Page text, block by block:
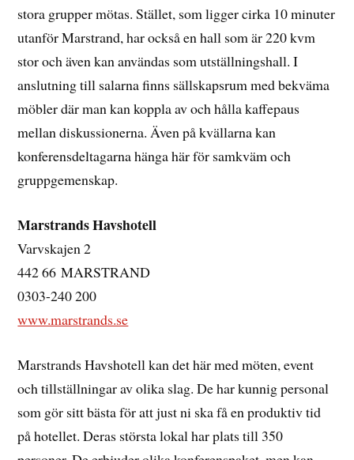
stora grupper mötas. Stället, som ligger cirka 10 minuter
utanför Marstrand, har också en hall som är 220 kvm
stor och även kan användas som utställningshall. I
anslutning till salarna finns sällskapsrum med bekväma
möbler där man kan koppla av och hålla kaffepaus
mellan diskussionerna. Även på kvällarna kan
konferensdeltagarna hänga här för samkväm och
gruppgemenskap.
Marstrands Havshotell
Varvskajen 2
442 66 MARSTRAND
0303-240 200
www.marstrands.se
Marstrands Havshotell kan det här med möten, event
och tillställningar av olika slag. De har kunnig personal
som gör sitt bästa för att just ni ska få en produktiv tid
på hotellet. Deras största lokal har plats till 350